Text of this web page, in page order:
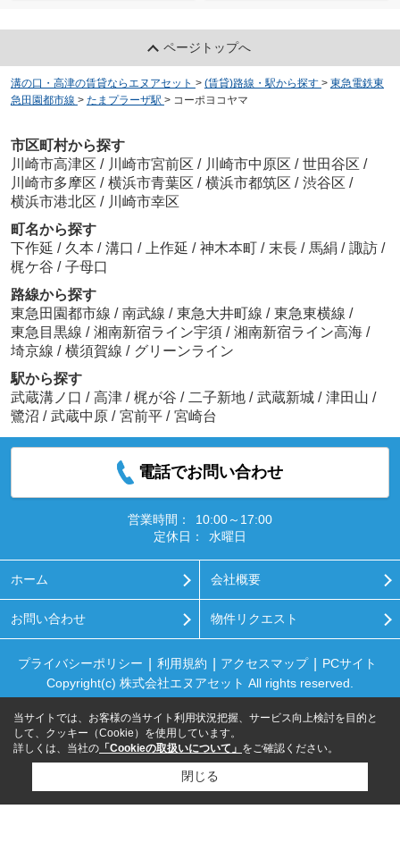
ページトップへ
溝の口・高津の賃貸ならエヌアセット > (賃貸)路線・駅から探す > 東急電鉄東
急田園都市線 > たまプラーザ駅 > コーポヨコヤマ
市区町村から探す
川崎市高津区 / 川崎市宮前区 / 川崎市中原区 / 世田谷区 /
川崎市多摩区 / 横浜市青葉区 / 横浜市都筑区 / 渋谷区 /
横浜市港北区 / 川崎市幸区
町名から探す
下作延 / 久本 / 溝口 / 上作延 / 神木本町 / 末長 / 馬絹 / 諏訪 /
梶ケ谷 / 子母口
路線から探す
東急田園都市線 / 南武線 / 東急大井町線 / 東急東横線 /
東急目黒線 / 湘南新宿ライン宇須 / 湘南新宿ライン高海 /
埼京線 / 横須賀線 / グリーンライン
駅から探す
武蔵溝ノ口 / 高津 / 梶が谷 / 二子新地 / 武蔵新城 / 津田山 /
鷺沼 / 武蔵中原 / 宮前平 / 宮崎台
電話でお問い合わせ
営業時間：
10:00～17:00
定休日：
水曜日
ホーム 会社概要
お問い合わせ 物件リクエスト
プライバシーポリシー 利用規約 アクセスマップ
PCサイト
Copyright(c) 株式会社エヌアセット All rights reserved.
当サイトでは、お客様の当サイト利用状況把握、サービス向上検討を目的と
して、クッキー（Cookie）を使用しています。
詳しくは、当社の 「Cookieの取扱いについて」 をご確認ください。
閉じる